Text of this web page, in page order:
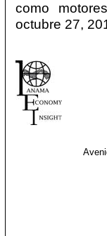
como
octubre 27,